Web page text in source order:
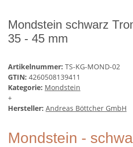
Mondstein schwarz
35 - 45 mm
Artikelnummer: TS-KG-MOND-02
GTIN: 4260508139411
Kategorie: Mondstein
+
Hersteller: Andreas Böttcher GmbH
Mondstein -